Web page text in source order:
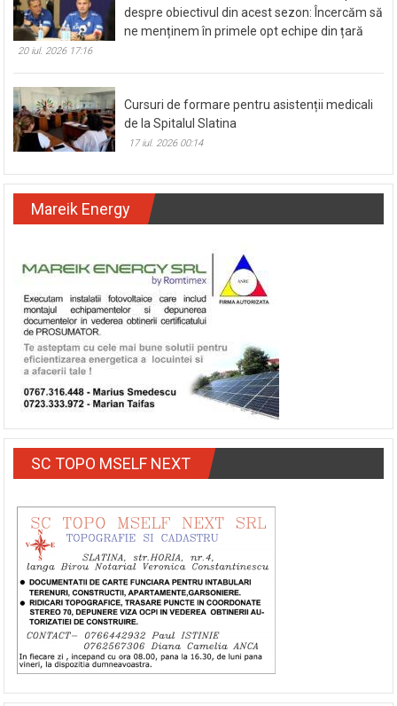
despre obiectivul din acest sezon: Încercăm să
ne menținem în primele opt echipe din țară
20 iul. 2026 17:16
Cursuri de formare pentru asistenții medicali
de la Spitalul Slatina
17 iul. 2026 00:14
Mareik Energy
SC TOPO MSELF NEXT